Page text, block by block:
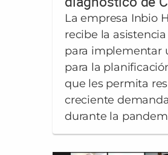
La empresa Inbio
recibe la
para implementar
para la
que les permita
creciente
durante la